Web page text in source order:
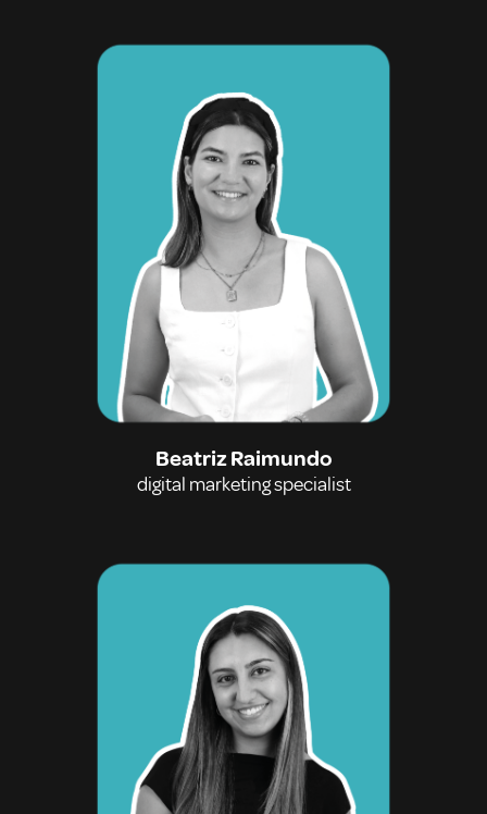
Beatriz Raimundo
digital marketing specialist